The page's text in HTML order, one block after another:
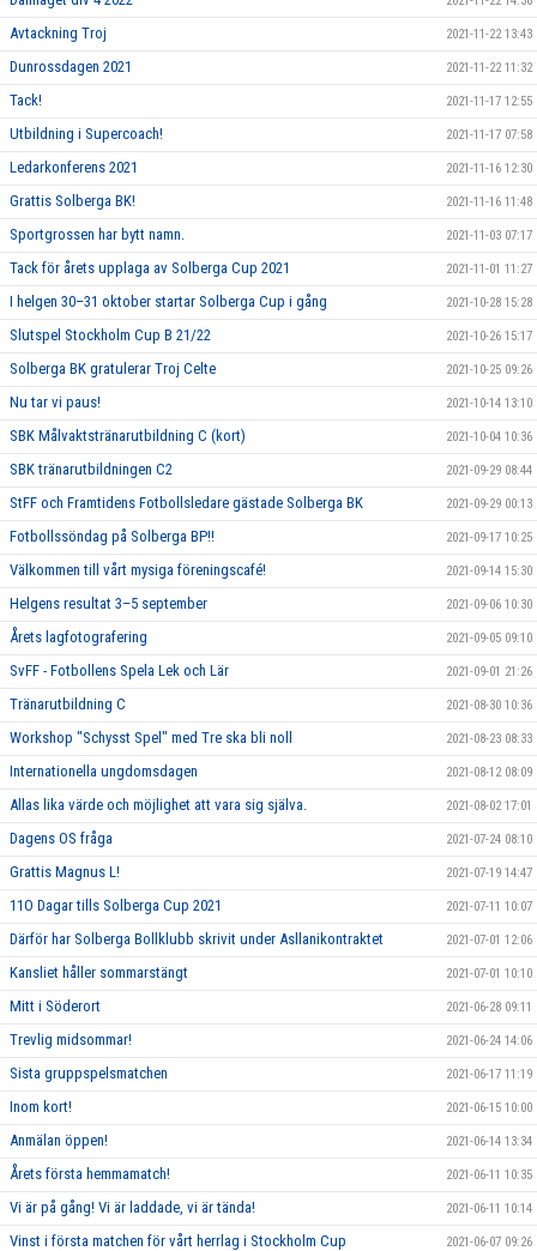
Avtackning Troj 2021-11-22 13:43
Dunrossdagen 2021 2021-11-22 11:32
Tack! 2021-11-17 12:55
Utbildning i Supercoach! 2021-11-17 07:58
Ledarkonferens 2021 2021-11-16 12:30
Grattis Solberga BK! 2021-11-16 11:48
Sportgrossen har bytt namn. 2021-11-03 07:17
Tack för årets upplaga av Solberga Cup 2021 2021-11-01 11:27
I helgen 30–31 oktober startar Solberga Cup i gång 2021-10-28 15:28
Slutspel Stockholm Cup B 21/22 2021-10-26 15:17
Solberga BK gratulerar Troj Celte 2021-10-25 09:26
Nu tar vi paus! 2021-10-14 13:10
SBK Målvaktstränarutbildning C (kort) 2021-10-04 10:36
SBK tränarutbildningen C2 2021-09-29 08:44
StFF och Framtidens Fotbollsledare gästade Solberga BK 2021-09-29 00:13
Fotbollssöndag på Solberga BP!! 2021-09-17 10:25
Välkommen till vårt mysiga föreningscafé! 2021-09-14 15:30
Helgens resultat 3–5 september 2021-09-06 10:30
Årets lagfotografering 2021-09-05 09:10
SvFF - Fotbollens Spela Lek och Lär 2021-09-01 21:26
Tränarutbildning C 2021-08-30 10:36
Workshop "Schysst Spel" med Tre ska bli noll 2021-08-23 08:33
Internationella ungdomsdagen 2021-08-12 08:09
Allas lika värde och möjlighet att vara sig själva. 2021-08-02 17:01
Dagens OS fråga 2021-07-24 08:10
Grattis Magnus L! 2021-07-19 14:47
11O Dagar tills Solberga Cup 2021 2021-07-11 10:07
Därför har Solberga Bollklubb skrivit under Asllanikontraktet 2021-07-01 12:06
Kansliet håller sommarstängt 2021-07-01 10:10
Mitt i Söderort 2021-06-28 09:11
Trevlig midsommar! 2021-06-24 14:06
Sista gruppspelsmatchen 2021-06-17 11:19
Inom kort! 2021-06-15 10:00
Anmälan öppen! 2021-06-14 13:34
Årets första hemmamatch! 2021-06-11 10:35
Vi är på gång! Vi är laddade, vi är tända! 2021-06-11 10:14
Vinst i första matchen för vårt herrlag i Stockholm Cup 2021-06-07 09:26